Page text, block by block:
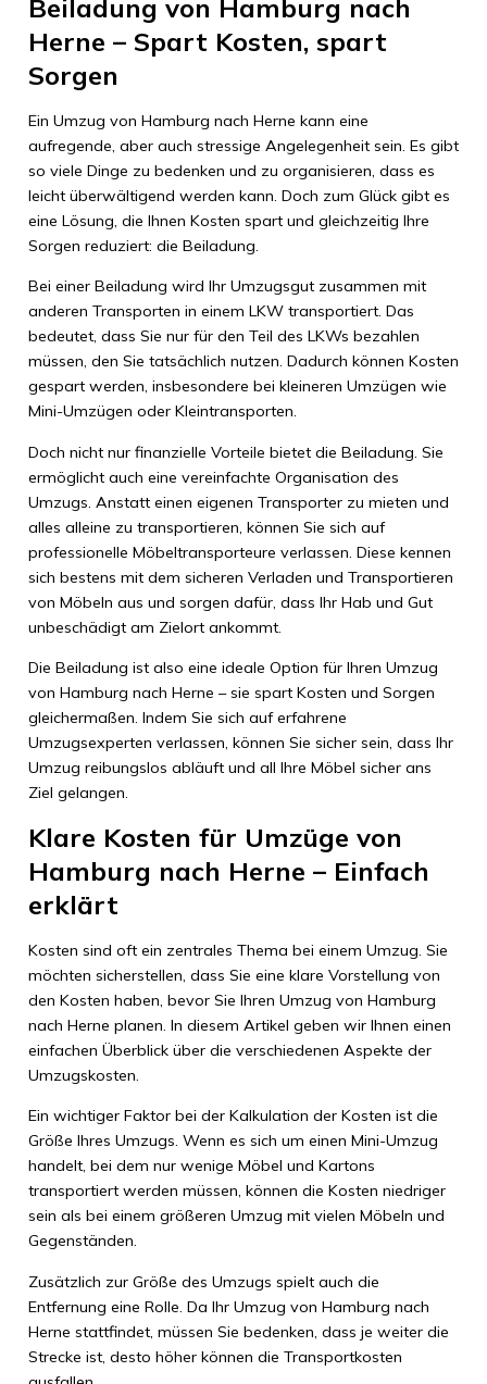
Beiladung von Hamburg nach
Herne – Spart Kosten, spart
Sorgen
Ein Umzug von Hamburg nach Herne kann eine
aufregende, aber auch stressige Angelegenheit sein. Es gibt
so viele Dinge zu bedenken und zu organisieren, dass es
leicht überwältigend werden kann. Doch zum Glück gibt es
eine Lösung, die Ihnen Kosten spart und gleichzeitig Ihre
Sorgen reduziert: die Beiladung.
Bei einer Beiladung wird Ihr Umzugsgut zusammen mit
anderen Transporten in einem LKW transportiert. Das
bedeutet, dass Sie nur für den Teil des LKWs bezahlen
müssen, den Sie tatsächlich nutzen. Dadurch können Kosten
gespart werden, insbesondere bei kleineren Umzügen wie
Mini-Umzügen oder Kleintransporten.
Doch nicht nur finanzielle Vorteile bietet die Beiladung. Sie
ermöglicht auch eine vereinfachte Organisation des
Umzugs. Anstatt einen eigenen Transporter zu mieten und
alles alleine zu transportieren, können Sie sich auf
professionelle Möbeltransporteure verlassen. Diese kennen
sich bestens mit dem sicheren Verladen und Transportieren
von Möbeln aus und sorgen dafür, dass Ihr Hab und Gut
unbeschädigt am Zielort ankommt.
Die Beiladung ist also eine ideale Option für Ihren Umzug
von Hamburg nach Herne – sie spart Kosten und Sorgen
gleichermaßen. Indem Sie sich auf erfahrene
Umzugsexperten verlassen, können Sie sicher sein, dass Ihr
Umzug reibungslos abläuft und all Ihre Möbel sicher ans
Ziel gelangen.
Klare Kosten für Umzüge von
Hamburg nach Herne – Einfach
erklärt
Kosten sind oft ein zentrales Thema bei einem Umzug. Sie
möchten sicherstellen, dass Sie eine klare Vorstellung von
den Kosten haben, bevor Sie Ihren Umzug von Hamburg
nach Herne planen. In diesem Artikel geben wir Ihnen einen
einfachen Überblick über die verschiedenen Aspekte der
Umzugskosten.
Ein wichtiger Faktor bei der Kalkulation der Kosten ist die
Größe Ihres Umzugs. Wenn es sich um einen Mini-Umzug
handelt, bei dem nur wenige Möbel und Kartons
transportiert werden müssen, können die Kosten niedriger
sein als bei einem größeren Umzug mit vielen Möbeln und
Gegenständen.
Zusätzlich zur Größe des Umzugs spielt auch die
Entfernung eine Rolle. Da Ihr Umzug von Hamburg nach
Herne stattfindet, müssen Sie bedenken, dass je weiter die
Strecke ist, desto höher können die Transportkosten